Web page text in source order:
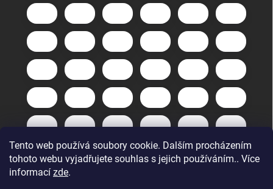
Tento web používá soubory cookie. Dalším procházením
tohoto webu vyjadřujete souhlas s jejich používáním.. Více
informací zde.